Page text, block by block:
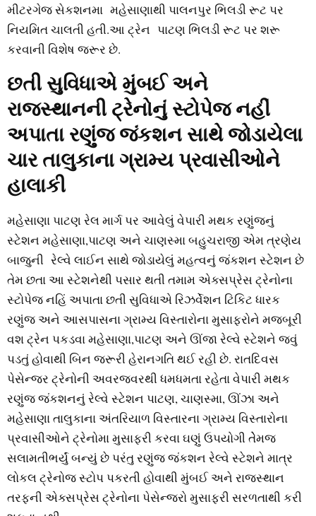
મીટરગેજ સેકશનમા મહેસાણાથી પાલનપુર ભિલડી રૂટ પર
નિયમિત ચાલતી હતી.આ ટ્રેન પાટણ ભિલડી રૂટ પર શરૂ
કરવાની વિશેષ જરૂર છે.
છતી સુવિધાએ મુંબઈ અને
રાજસ્થાનની ટ્રેનોનું સ્ટોપેજ નહીં
અપાતા રણુંજ જંકશન સાથે જોડાયેલા
ચાર તાલુકાના ગ્રામ્ય પ્રવાસીઓને
હાલાકી
મહેસાણા પાટણ રેલ માર્ગ પર આવેલું વેપારી મથક રણુંજનું
સ્ટેશન મહેસાણા,પાટણ અને ચાણસ્મા બહુચરાજી એમ ત્રણેય
બાજુની રેલ્વે લાઈન સાથે જોડાયેલું મહત્વનું જંકશન સ્ટેશન છે
તેમ છતા આ સ્ટેશનેથી પસાર થતી તમામ એક્સપ્રેસ ટ્રેનોના
સ્ટોપેજ નહિં અપાતા છતી સુવિધાએ રિઝર્વેશન ટિકિટ ધારક
રણુંજ અને આસપાસના ગ્રામ્ય વિસ્તારોના મુસાફરોને મજબૂરી
વશ ટ્રેન પકડવા મહેસાણા,પાટણ અને ઊંજા રેલ્વે સ્ટેશને જવું
પડતું હોવાથી બિન જરૂરી હેરાનગતિ થઈ રહી છે. રાતદિવસ
પેસેન્જર ટ્રેનોની અવરજવરથી ધમધમતા રહેતા વેપારી મથક
રણુંજ જંકશનનું રેલ્વે સ્ટેશન પાટણ, ચાણસ્મા, ઊંઝા અને
મહેસાણા તાલુકાના અંતરિયાળ વિસ્તારના ગ્રામ્ય વિસ્તારોના
પ્રવાસીઓને ટ્રેનોમા મુસાફરી કરવા ઘણું ઉપયોગી તેેમજ
સલામતીભર્યું બન્યું છે પરંતુ રણુંજ જંકશન રેલ્વે સ્ટેશને માત્ર
લોકલ ટ્રેનોજ સ્ટોપ પકરતી હોવાથી મુંબઈ અને રાજસ્થાન
તરફની એક્સપ્રેસ ટ્રેનોના પેસેન્જરો મુસાફરી સરળતાથી કરી